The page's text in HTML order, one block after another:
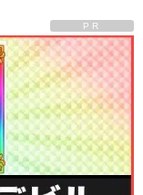
PR